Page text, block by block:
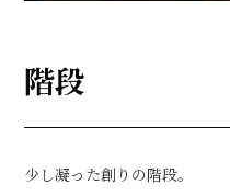
階段
少し凝った創りの階段。